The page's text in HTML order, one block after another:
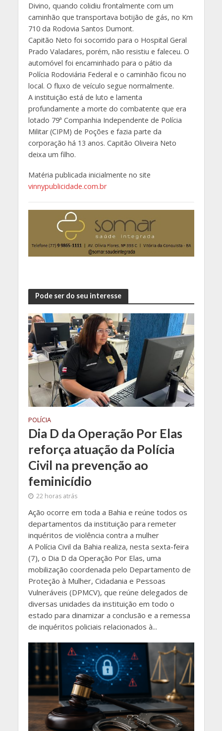
Divino, quando colidiu frontalmente com um
caminhão que transportava botijão de gás, no Km
710 da Rodovia Santos Dumont.
Capitão Neto foi socorrido para o Hospital Geral
Prado Valadares, porém, não resistiu e faleceu. O
automóvel foi encaminhado para o pátio da
Polícia Rodoviária Federal e o caminhão ficou no
local. O fluxo de veículo segue normalmente.
A instituição está de luto e lamenta
profundamente a morte do combatente que era
lotado 79ª Companhia Independente de Polícia
Militar (CIPM) de Poções e fazia parte da
corporação há 13 anos. Capitão Oliveira Neto
deixa um filho.
Matéria publicada inicialmente no site
vinnypublicidade.com.br
Pode ser do seu interesse
POLÍCIA
Dia D da Operação Por Elas
reforça atuação da Polícia
Civil na prevenção ao
feminicídio
22 horas atrás
Ação ocorre em toda a Bahia e reúne todos os
departamentos da instituição para remeter
inquéritos de violência contra a mulher
A Polícia Civil da Bahia realiza, nesta sexta-feira
(7), o Dia D da Operação Por Elas, uma
mobilização coordenada pelo Departamento de
Proteção à Mulher, Cidadania e Pessoas
Vulneráveis (DPMCV), que reúne delegados de
diversas unidades da instituição em todo o
estado para dinamizar a conclusão e a remessa
de inquéritos policiais relacionados à...